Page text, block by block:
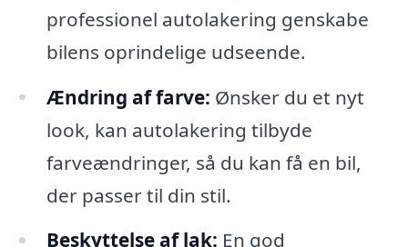
professionel autolakering genskabe
bilens oprindelige udseende.
Ændring af farve: Ønsker du et nyt
look, kan autolakering tilbyde
farveændringer, så du kan få en bil,
der passer til din stil.
Beskyttelse af lak: En god